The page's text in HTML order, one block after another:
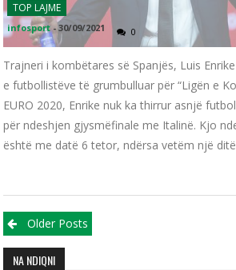
TOP LAJME
infosport -30/09/2021 0
Trajneri i kombëtares së Spanjës, Luis
e futbollistëve të grumbulluar për “Ligën e
EURO 2020, Enrike nuk ka thirrur asnjë
për ndeshjen gjysmëfinale me Italinë. Kjo
është me datë 6 tetor, ndërsa vetëm një
Posts navigation
Older Posts
NA NDIQNI